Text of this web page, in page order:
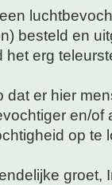
besteld en
het erg
dat er hier
en/of
op te
groet,